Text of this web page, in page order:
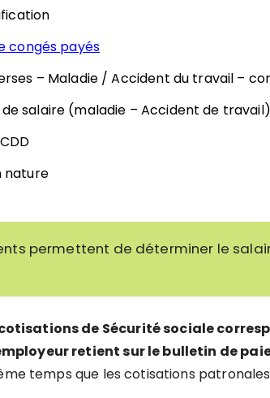
congés payés
– Maladie / Accident du travail –
salaire (maladie – Accident de travail)
nature
permettent de déterminer le
de Sécurité sociale
retient sur le bulletin de
temps que les cotisations